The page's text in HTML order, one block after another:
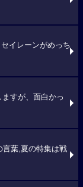
イレーンがめっち
すが、面白かっ
言葉,夏の特集は戦